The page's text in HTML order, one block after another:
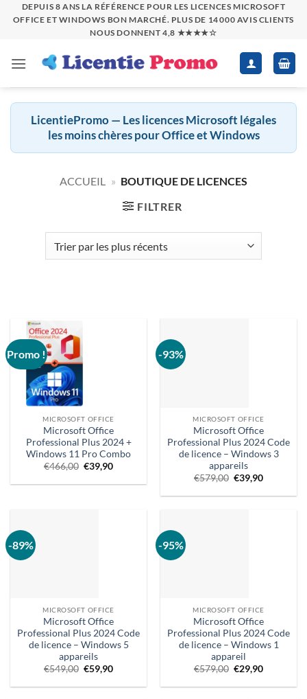
PasserDEPUIS 8 ANS LA RÉFÉRENCE POUR LES LICENCES MICROSOFT
OFFICE ET WINDOWS BON MARCHÉ. PLUS DE 14 000 AVIS CLIENTS
NOUS DONNENT 4,8 ★★★★☆
LicentiePromo — Les licences Microsoft légales
les moins chères pour Office et Windows
ACCUEIL » BOUTIQUE DE LICENCES
FILTRER
Promo !
MICROSOFT OFFICE
Microsoft Office
Professional Plus 2024 +
Windows 11 Pro Combo
€466,00 Le
prix
d'origine
€39,90Le
actuel
-93%
MICROSOFT OFFICE
Microsoft Office
Professional Plus 2024 Code
de licence – Windows 3
appareils
€579,00 Prix
d'origine
:
€39,90Le
actuel
-89%
MICROSOFT OFFICE
Microsoft Office
Professional Plus 2024 Code
de licence – Windows 5
appareils
€549,00 Le
prix
d'origine
€59,90Le
actuel
-95%
MICROSOFT OFFICE
Microsoft Office
Professional Plus 2024 Code
de licence – Windows 1
appareil
€579,00 Prix
d'origine
:
€29,90Le
actuel